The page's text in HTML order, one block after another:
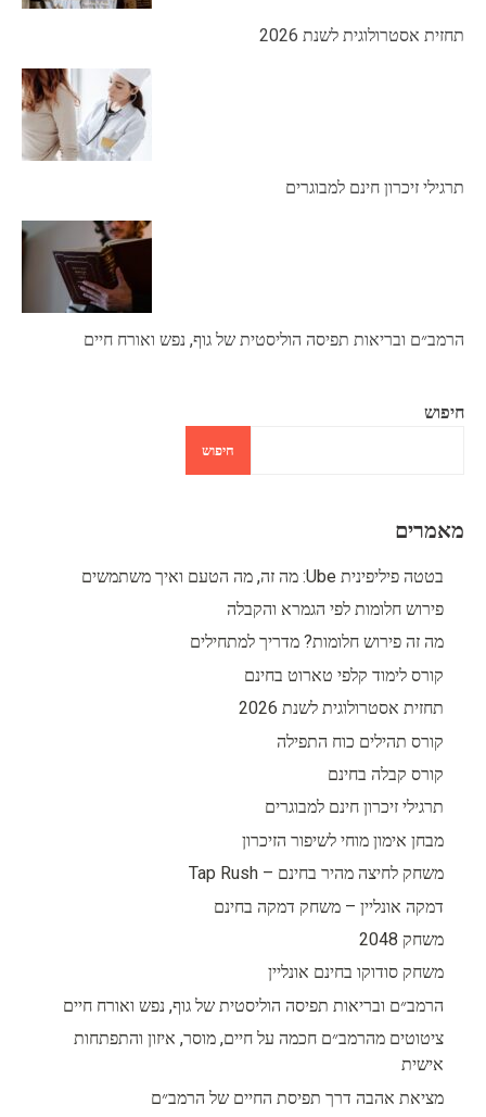
תחזית אסטרולוגית לשנת 2026
תרגילי זיכרון חינם למבוגרים
הרמב״ם ובריאות תפיסה הוליסטית של גוף, נפש ואורח חיים
חיפוש
חיפוש
מאמרים
בטטה פיליפינית Ube: מה זה, מה הטעם ואיך משתמשים
פירוש חלומות לפי הגמרא והקבלה
מה זה פירוש חלומות? מדריך למתחילים
קורס לימוד קלפי טארוט בחינם
תחזית אסטרולוגית לשנת 2026
קורס תהילים כוח התפילה
קורס קבלה בחינם
תרגילי זיכרון חינם למבוגרים
מבחן אימון מוחי לשיפור הזיכרון
משחק לחיצה מהיר בחינם – Tap Rush
דמקה אונליין – משחק דמקה בחינם
משחק 2048
משחק סודוקו בחינם אונליין
הרמב״ם ובריאות תפיסה הוליסטית של גוף, נפש ואורח חיים
ציטוטים מהרמב״ם חכמה על חיים, מוסר, איזון והתפתחות
אישית
מציאת אהבה דרך תפיסת החיים של הרמב״ם